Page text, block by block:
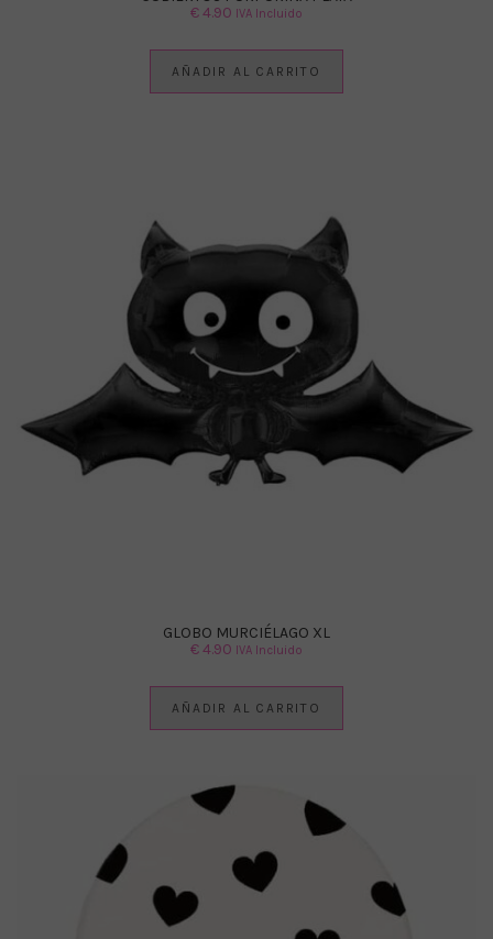
€4.90 IVA Incluido
AÑADIR AL CARRITO
GLOBO MURCIÉLAGO XL
€4.90 IVA Incluido
AÑADIR AL CARRITO